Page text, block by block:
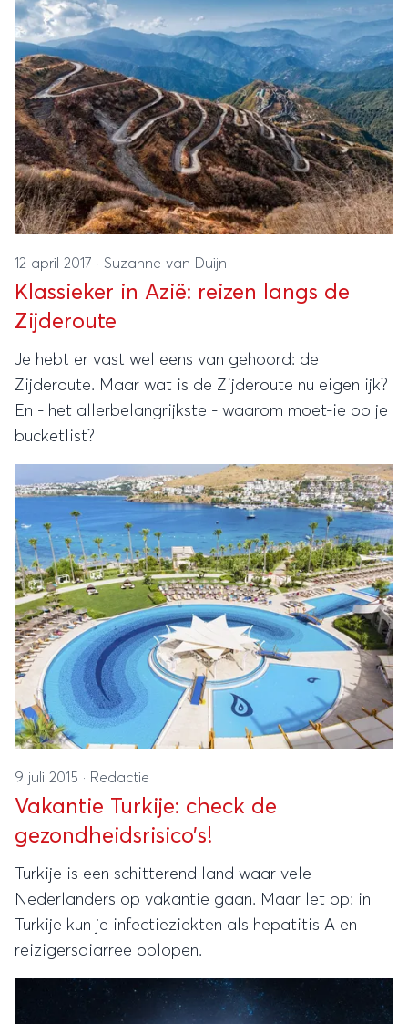
12 april 2017 · Suzanne van Duijn
Klassieker in Azië: reizen langs de
Zijderoute
Je hebt er vast wel eens van gehoord: de
Zijderoute. Maar wat is de Zijderoute nu eigenlijk?
En - het allerbelangrijkste - waarom moet-ie op je
bucketlist?
9 juli 2015 · Redactie
Vakantie Turkije: check de
gezondheidsrisico’s!
Turkije is een schitterend land waar vele
Nederlanders op vakantie gaan. Maar let op: in
Turkije kun je infectieziekten als hepatitis A en
reizigersdiarree oplopen.